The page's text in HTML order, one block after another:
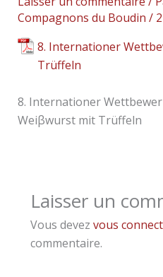
Compagnons du Boudin /
8. Internationer
Trüffeln
8. Internationer
Weiβwurst mit Trüffeln
Laisser un
Vous devez vous
commentaire.